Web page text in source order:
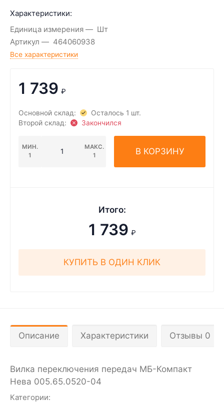
Характеристики:
Единица измерения
Шт
Артикул
464060938
Все характеристики
1 739 ₽
Основной склад:
Осталось 1 шт.
Второй склад:
Закончился
МИН.
1
МАКС.
1
В КОРЗИНУ
Итого:
1 739 ₽
КУПИТЬ В ОДИН КЛИК
Описание Характеристики Отзывы 0
Вилкa переключения передaч МБ-Компaкт
Невa 005.65.0520-04
Категории: